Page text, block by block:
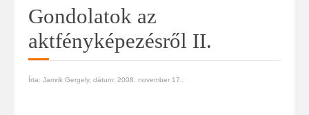
Gondolatok az
aktfényképezésről II.
Írta: Jamrik Gergely, dátum: 2008. november 17.